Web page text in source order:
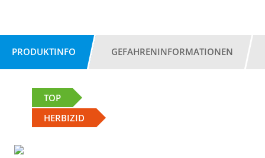
PRODUKTINFO GEFAHRENINFORMATIONEN
TOP
HERBIZID